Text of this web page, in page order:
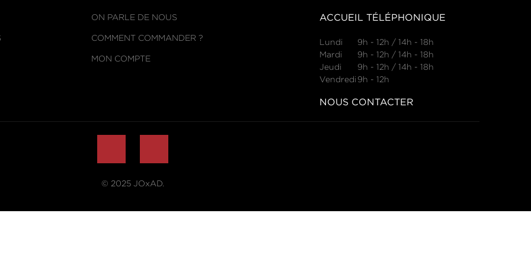
ON PARLE DE NOUS
COMMENT COMMANDER ?
MON COMPTE
ACCUEIL TÉLÉPHONIQUE
Lundi
9h - 12h / 14h - 18h
Mardi
9h - 12h / 14h - 18h
Jeudi
9h - 12h / 14h - 18h
Vendredi 9h - 12h
NOUS CONTACTER
© 2025 JOxAD.